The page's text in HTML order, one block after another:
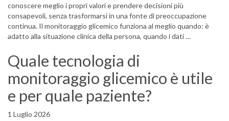
conoscere meglio i propri valori e prendere decisioni più
consapevoli, senza trasformarsi in una fonte di preoccupazione
continua. Il monitoraggio glicemico funziona al meglio quando: è
adatto alla situazione clinica della persona, quando i dati …
Quale tecnologia di
monitoraggio glicemico è utile
e per quale paziente?
1 Luglio 2026